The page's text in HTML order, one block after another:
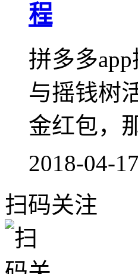
程
拼多多
与摇钱树
金红包，
2018-04-17
扫码关注